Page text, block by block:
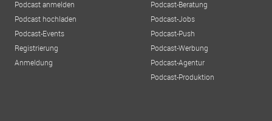
Podcast anmelden
Podcast hochladen
Podcast-Events
Registrierung
Anmeldung
Podcast-Beratung
Podcast-Jobs
Podcast-Push
Podcast-Werbung
Podcast-Agentur
Podcast-Produktion